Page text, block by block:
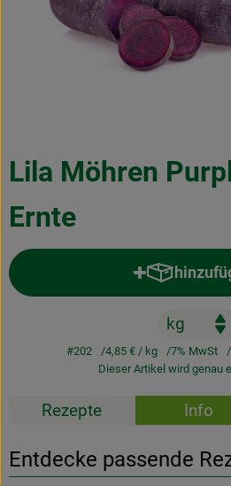
Kochen & Backen
Über uns
Lila Möhren
Ernte
#202 4,85 €/ kg 7% MwSt
Dieser Artikel wird genau
Rezepte Info
Entdecke passende